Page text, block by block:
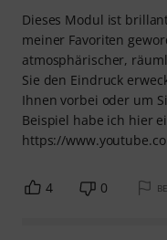
Dieses Modul ist
meiner Favoriten
atmosphärischer,
Sie den Eindruck
Ihnen vorbei oder um
Beispiel habe ich hier
https://
4 0